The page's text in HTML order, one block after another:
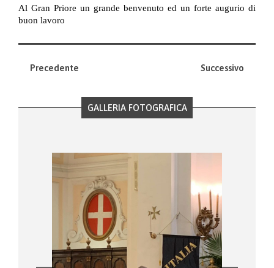
Al Gran Priore un grande benvenuto ed un forte augurio di
buon lavoro
Precedente Successivo
GALLERIA FOTOGRAFICA